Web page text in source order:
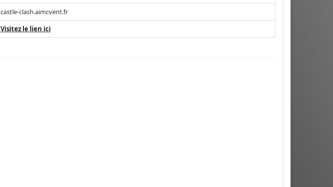
castle-clash.aimcvent.fr
Visitez le lien ici